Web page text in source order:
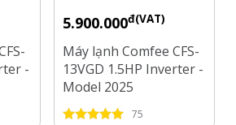
-
5.900.000đ(VAT)
Máy lạnh Comfee CFS-
13VGD 1.5HP Inverter -
Model 2025
75